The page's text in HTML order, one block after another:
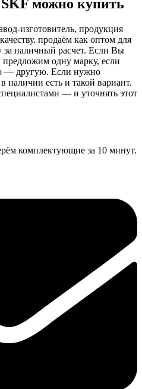
можно купить
изготовитель, продукция
продаём как оптом для
за наличный расчет. Если Вы
одну марку, если
— другую. Если нужно
есть и такой вариант.
— и уточнять этот
комплектующие за 10 минут.